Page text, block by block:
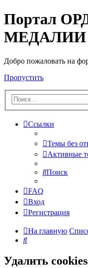
Портал
Добро пожаловать на
Пропустить
Ссылки
Темы без
Активные
Поиск
FAQ
Вход
Регистрация
На главную
Поиск
Удалить cookies